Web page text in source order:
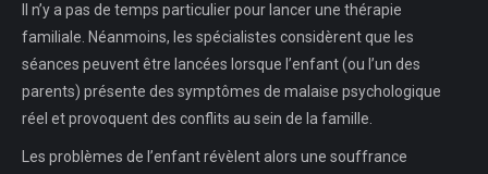
Il n’y a pas de temps particulier pour lancer une thérapie
familiale. Néanmoins, les spécialistes considèrent que les
séances peuvent être lancées lorsque l’enfant (ou l’un des
parents) présente des symptômes de malaise psychologique
réel et provoquent des conflits au sein de la famille.
Les problèmes de l’enfant révèlent alors une souffrance